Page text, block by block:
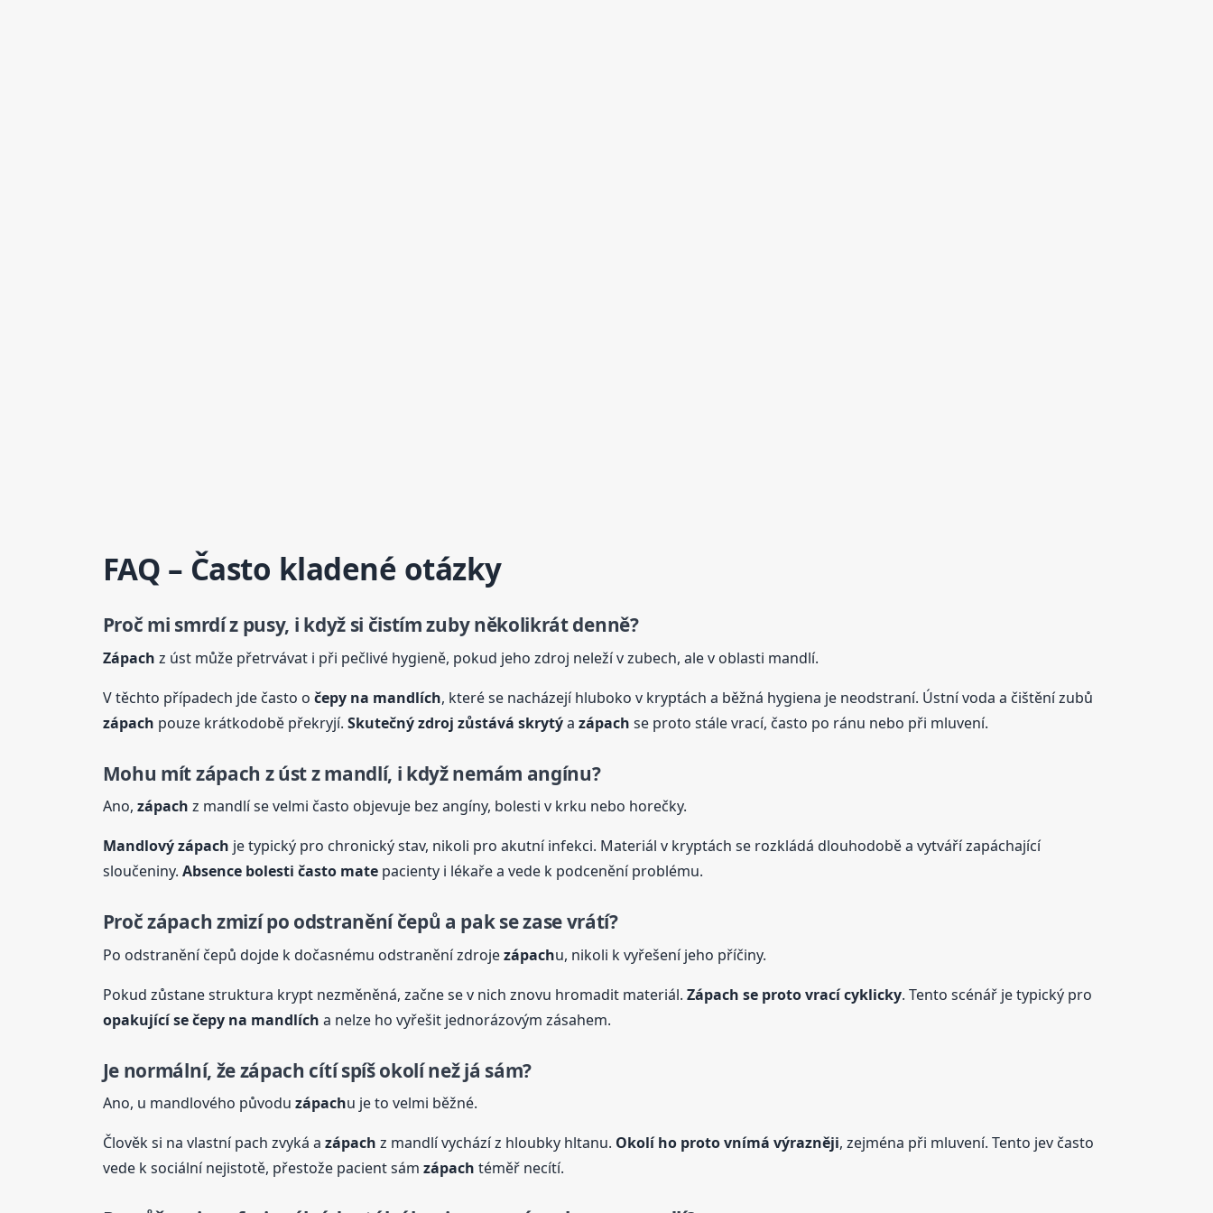
FAQ – Často kladené otázky
Proč mi smrdí z pusy, i když si čistím zuby několikrát denně?
Zápach z úst může přetrvávat i při pečlivé hygieně, pokud jeho zdroj neleží v zubech, ale v oblasti mandlí.
V těchto případech jde často o čepy na mandlích, které se nacházejí hluboko v kryptách a běžná hygiena je neodstraní. Ústní voda a čištění zubů
zápach pouze krátkodobě překryjí. Skutečný zdroj zůstává skrytýa zápach se proto stále vrací, často po ránu nebo při mluvení.
Mohu mítzápach z úst z mandlí, i když nemám angínu?
Ano, zápach z mandlí se velmi často objevuje bez angíny, bolesti v krku nebo horečky.
Mandlovýzápach je typický pro chronický stav, nikoli pro akutní infekci. Materiál v kryptách se rozkládá dlouhodobě a vytváří zapáchající
sloučeniny. Absence bolesti často matepacienty i lékaře a vede k podcenění problému.
Pročzápach zmizí po odstranění čepů a pak se zase vrátí?
Po odstranění čepů dojde k dočasnému odstranění zdrojezápachu, nikoli k vyřešení jeho příčiny.
Pokud zůstane struktura krypt nezměněná, začne se v nich znovu hromadit materiál. Zápach se proto vrací cyklicky. Tento scénář je typický pro
opakující se čepy na mandlích a nelze ho vyřešit jednorázovým zásahem.
Je normální, žezápach cítí spíš okolí než já sám?
Ano, u mandlového původu zápachu je to velmi běžné.
Člověk si na vlastní pach zvyká a zápach z mandlí vychází z hloubky hltanu. Okolí ho proto vnímá výrazněji, zejména při mluvení. Tento jev často
vede k sociální nejistotě, přestože pacient sám zápach téměř necítí.